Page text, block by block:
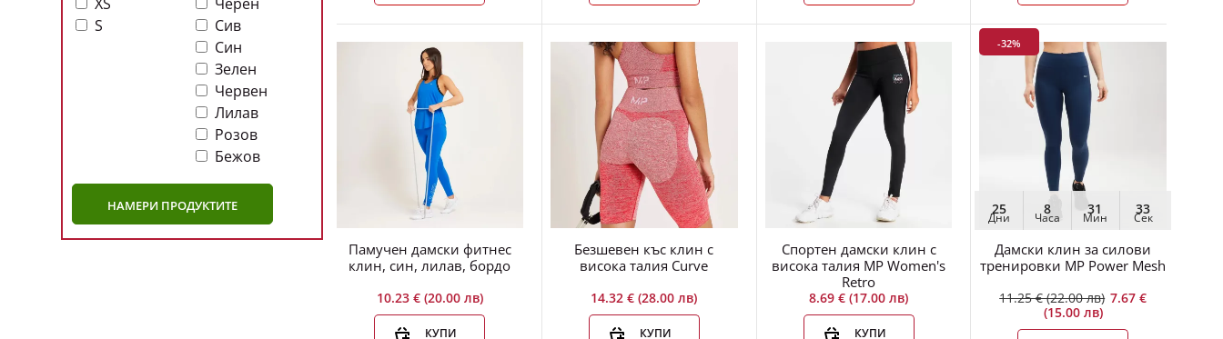
S
Сив
Син
Зелен
Червен
Лилав
Розов
Бежов
НАМЕРИ ПРОДУКТИТЕ
2
Часа
XXS
7.57 €
(14.80 лв)
за спорт и тренировки..
Дамски фитнес клин
Power, черно-бял
15.34 € (30.00 лв) 12.27 €
Серията Power е нашият топ модел на дамски
бързосъхнещ клин с ви..
Памучен дамски фитнес
клин, син, лилав, бордо
10.23 € (20.00 лв)
КУПИ
Безшевен къс клин с
висока талия Curve
14.32 € (28.00 лв)
КУПИ
Спортен дамски клин с
висока талия MP Women's
Retro
8.69 € (17.00 лв)
КУПИ
-32%
25
Дни
8
Часа
31
Мин
32
Сек
Дамски клин за силови
тренировки MP Power Mesh
11.25 € (22.00 лв) 7.67 €
(15.00 лв)